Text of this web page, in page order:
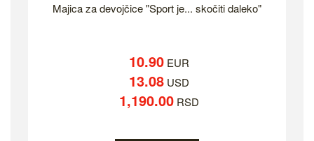
Majica za devojčice "Sport je... skočiti daleko"
10.90EUR
13.08USD
1,190.00RSD